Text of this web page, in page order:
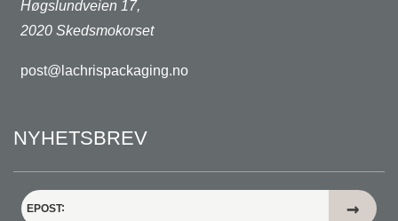
Høgslundveien 17,
2020 Skedsmokorset
post@lachrispackaging.no
NYHETSBREV
EPOST